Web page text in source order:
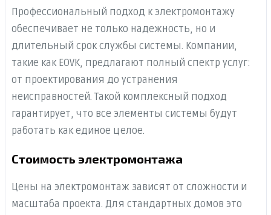
Профессиональный подход к электромонтажу
обеспечивает не только надежность, но и
длительный срок службы системы. Компании,
такие как EOVK, предлагают полный спектр услуг:
от проектирования до устранения
неисправностей. Такой комплексный подход
гарантирует, что все элементы системы будут
работать как единое целое.
Стоимость электромонтажа
Цены на электромонтаж зависят от сложности и
масштаба проекта. Для стандартных домов это